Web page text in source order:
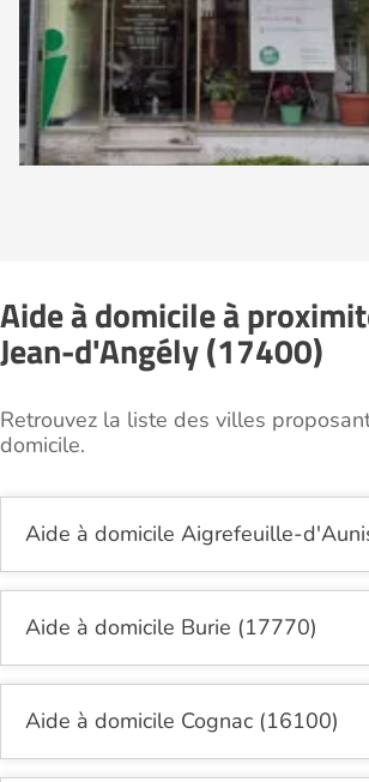
Aide à domicile à
Jean-d'Angély (17400)
Retrouvez la liste des villes
domicile.
Aide à domicile Aigrefeuille-
Aide à domicile Burie (17770)
Aide à domicile Cognac (16100)